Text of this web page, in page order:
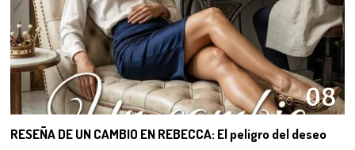
08
RESEÑA DE UN CAMBIO EN REBECCA: El peligro del deseo